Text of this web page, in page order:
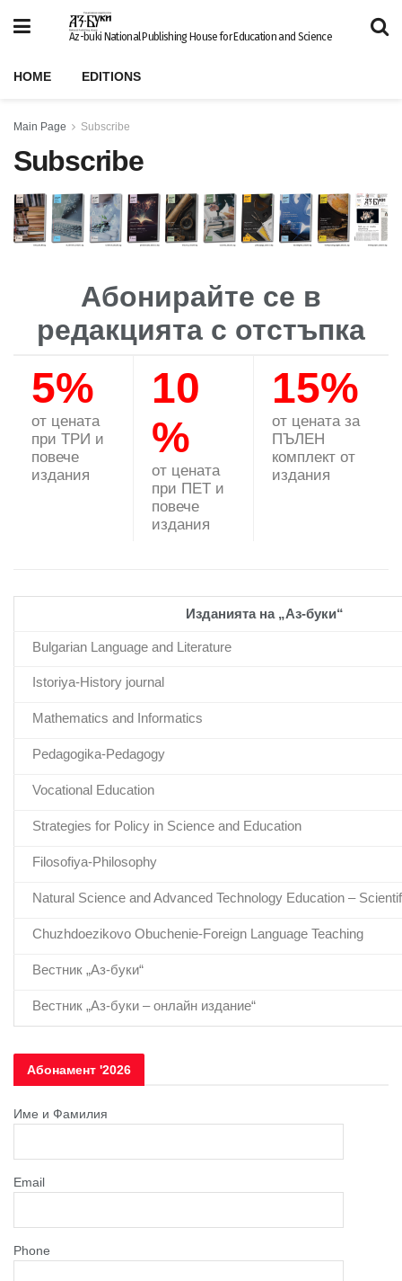
Az-buki National Publishing House for Education and Science
HOME EDITIONS
Main Page Subscribe
Subscribe
Абонирайте се в
редакцията с отстъпка
5%
от цената
при ТРИ и
повече
издания
10
%
от цената
при ПЕТ и
повече
издания
15%
от цената за
ПЪЛЕН
комплект от
издания
Изданията на „Аз-буки“
Bulgarian Language and Literature
Istoriya-History journal
Mathematics and Informatics
Pedagogika-Pedagogy
Vocational Education
Strategies for Policy in Science and Education
Filosofiya-Philosophy
Natural Science and Advanced Technology Education –
Chuzhdoezikovo Obuchenie-Foreign Language Teaching
Вестник „Аз-буки“
Вестник „Аз-буки – онлайн издание“
Абонамент '2026
Име и Фамилия
Email
Phone